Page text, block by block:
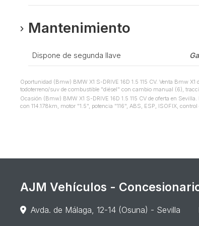
Mantenimiento
Dispone de segunda llave
Oportunidad (Bmw) BMW X1 S-DRIVE 16D 1.5 115 CV. Venta Bmw
todoterreno/suv de combustible "diésel" con cambio manual (6),
Ocasión (Bmw) BMW X1 S-DRIVE 16D 1.5 115 CV de oferta en
con 114.178km, motor "1.5", potencia "116", ABS, ESP, ISOFIX,
AJM Vehículos -
Avda. de Málaga, 12-14 (Osuna) - Sevilla